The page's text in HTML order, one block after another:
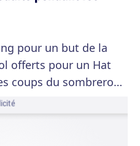
pour un but de la
offerts pour un Hat
coups du sombrero…